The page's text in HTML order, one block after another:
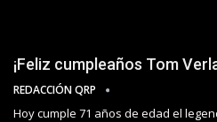
¡Feliz cumpleaños Tom
REDACCIÓN QRP
Hoy cumple 71 años de edad el